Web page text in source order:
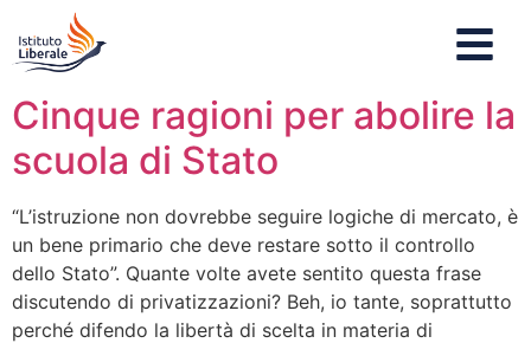
Cinque ragioni per abolire la
scuola di Stato
“L’istruzione non dovrebbe seguire logiche di mercato, è
un bene primario che deve restare sotto il controllo
dello Stato”. Quante volte avete sentito questa frase
discutendo di privatizzazioni? Beh, io tante, soprattutto
perché difendo la libertà di scelta in materia di